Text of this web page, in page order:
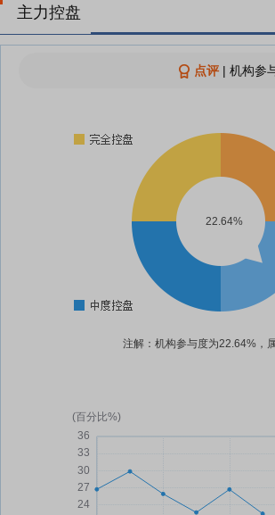
主力控盘
点评| 机构参
22.64%
注解：机构参与度为22.64%，